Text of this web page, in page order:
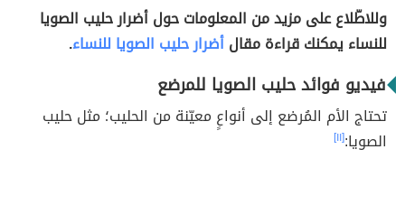
وللاطّلاع على مزيد من المعلومات حول أضرار حليب الصويا
للنساء يمكنك قراءة مقالأضرار حليب الصويا للنساء.
فيديو فوائد حليب الصويا للمرضع
تحتاج الأم المُرضع إلى أنواعٍ معيّنة من الحليب؛ مثل حليب
الصويا:[١١]